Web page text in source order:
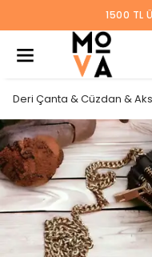
1500 TL
Deri Çanta & Cüzdan &